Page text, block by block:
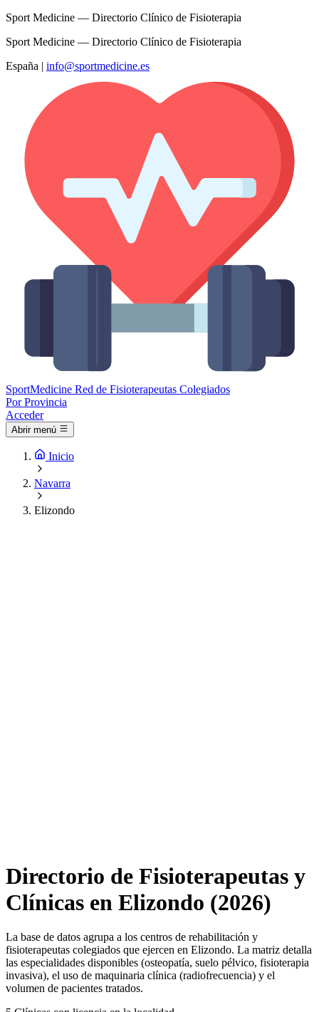
Sport Medicine — Directorio Clínico de Fisioterapia
Sport Medicine — Directorio Clínico de Fisioterapia
España | info@sportmedicine.es
SportMedicine Red de Fisioterapeutas Colegiados
Por Provincia
Acceder
Abrir menú
Inicio
Navarra
Elizondo
Directorio de Fisioterapeutas y
Clínicas en Elizondo (2026)
La base de datos agrupa a los centros de rehabilitación y
fisioterapeutas colegiados que ejercen en Elizondo. La matriz detalla
las especialidades disponibles (osteopatía, suelo pélvico, fisioterapia
invasiva), el uso de maquinaria clínica (radiofrecuencia) y el
volumen de pacientes tratados.